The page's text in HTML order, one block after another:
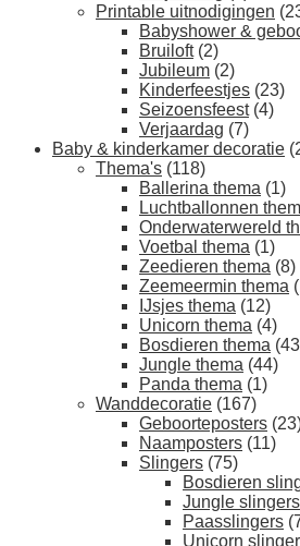
aantal
Printable uitnodigingen
Babyshower &
Bruiloft (2)
Jubileum (2)
Kinderfeestjes (23)
Seizoensfeest (4)
Verjaardag (7)
Baby & kinderkamer decoratie
Thema's (118)
Ballerina thema (1)
Luchtballonnen
Onderwaterwereld
Voetbal thema (1)
Zeedieren thema (8)
Zeemeermin thema
IJsjes thema (12)
Unicorn thema (4)
Bosdieren thema
Jungle thema (44)
Panda thema (1)
Wanddecoratie (167)
Geboorteposters
Naamposters (11)
Slingers (75)
Bosdieren
Jungle slingers
Paasslingers
Unicorn